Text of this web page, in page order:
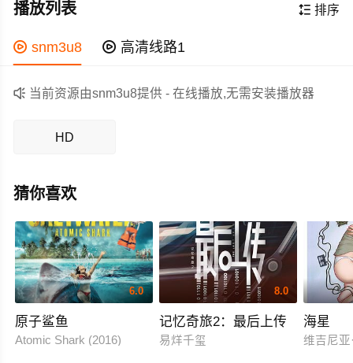
亡人》，将于2014年2月8日在日本上映，预告片最近曝
中是饰演守护地球的正义女飞行员，要与专吃核废弃物的
怪兽决一死战，那应该就是要摆脱“脱 戏”大展演技，但没想
到一看到预告片，真是叫人“大开眼界”，她居然还是脱光
快感，就好像新的恋人变成怪兽一样，让人喷饭。更妙的
恍然大悟，原来打怪兽也得靠色 诱啊。
作为一部 上映的科幻电影，在当期同类题材影片中具有一
定的看点，在演员表现和剧情架构上也都有不错的亮点，
剧情紧凑，角色塑造鲜明，适合喜欢科幻类电影的观众观
 排序
播放列表
 snm3u8  高清线路1
 当前资源由snm3u8提供 - 在线播放,无需安装播放器
HD
猜你喜欢
6.0
原子鲨鱼
Atomic Shark (2016)
8.0
记忆奇旅2：最后上传
易烊千玺
海星
维吉尼亚